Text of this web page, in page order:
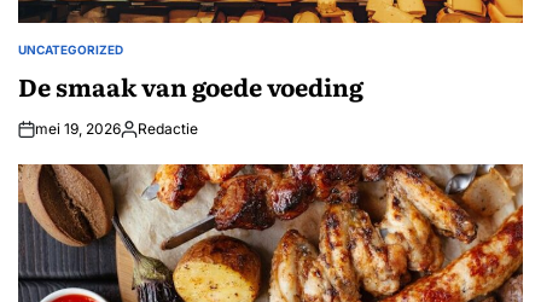
GEPLAATST
UNCATEGORIZED
De smaak van goede voeding
mei 19, 2026Geplaatst
Redactie